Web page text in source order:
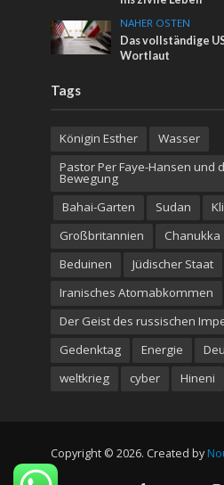
NAHER OSTEN
Das vollständige
Wortlaut
Tags
Königin Esther
Wasser
Pastor Per Faye-Hansen und
Bewegung
Bahai-Garten
Sudan
Großbritannien
Chanukka
Beduinen
Jüdischer Staat
Iranisches Atomabkommen
Der Geist des russischen
Gedenktag
Energie
weltkrieg
cyber Hineni
Copyright © 2026. Created by